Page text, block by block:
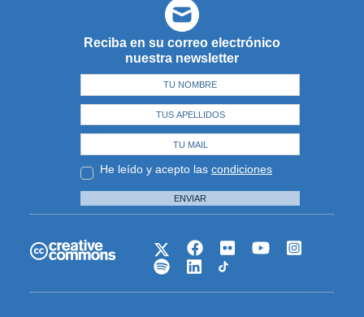
Reciba en su correo electrónico
nuestra newsletter
He leído y acepto las condiciones
ENVIAR